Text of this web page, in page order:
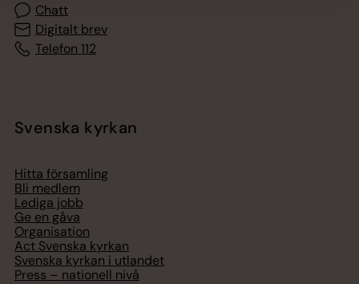
Chatt
Digitalt brev
Telefon 112
Svenska kyrkan
Hitta församling
Bli medlem
Lediga jobb
Ge en gåva
Organisation
Act Svenska kyrkan
Svenska kyrkan i utlandet
Press – nationell nivå